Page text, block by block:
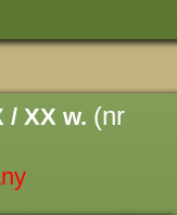
/ XX w. (nr